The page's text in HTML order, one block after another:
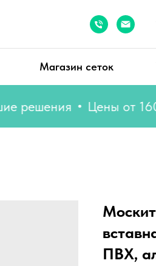
Магазин сеток
Цены от 1600
ПВХ,